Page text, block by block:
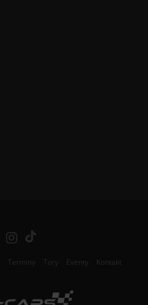
Terminy Tory Eventy Kontakt